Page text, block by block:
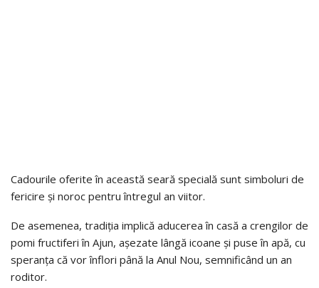
Cadourile oferite în această seară specială sunt simboluri de
fericire și noroc pentru întregul an viitor.
De asemenea, tradiția implică aducerea în casă a crengilor de
pomi fructiferi în Ajun, așezate lângă icoane și puse în apă, cu
speranța că vor înflori până la Anul Nou, semnificând un an
roditor.